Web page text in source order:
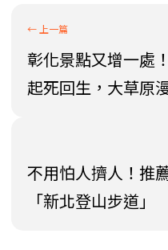
彰化景點又增一處
起死回生，大草原
不用怕人擠人！推
「新北登山步道」